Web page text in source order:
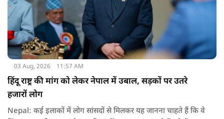
03 Aug, 2026 11:57 AM
हिंदू राष्ट्र की मांग को लेकर नेपाल में उबाल, सड़कों पर उतरे
हजारों लोग
Nepal: कई इलाकों में लोग सांसदों से मिलकर यह जानना चाहते हैं कि वे